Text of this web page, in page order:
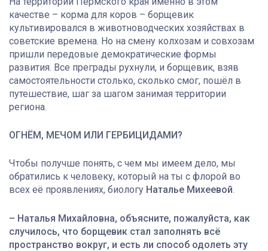
качестве – корма для коров – борщевик
культивировался в животноводческих хозяйствах в
советские времена. Но на смену колхозам и совхозам
пришли передовые демократические формы
развития. Все преграды рухнули, и борщевик, взяв
самостоятельности столько, сколько смог, пошёл в
путешествие, шаг за шагом занимая территории
региона.
ОГНЁМ, МЕЧОМ ИЛИ ГЕРБИЦИДАМИ?
Чтобы получше понять, с чем мы имеем дело, мы
обратились к человеку, который на ты с флорой во
всех её проявлениях, биологу Наталье Михеевой.
– Наталья Михайловна, объясните, пожалуйста, как
случилось, что борщевик стал заполнять всё
пространство вокруг, и есть ли способ одолеть эту